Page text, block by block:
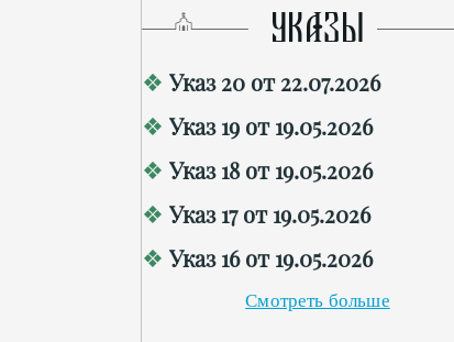
УКАЗЫ
Указ 20 от 22.07.2026
Указ 19 от 19.05.2026
Указ 18 от 19.05.2026
Указ 17 от 19.05.2026
Указ 16 от 19.05.2026
Смотреть больше